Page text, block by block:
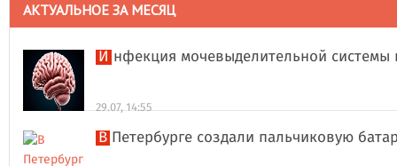
АКТУАЛЬНОЕ ЗА МЕСЯЦ
Инфекция мочевыделительной
29.07, 14:55
В Петербурге создали пальчиковую